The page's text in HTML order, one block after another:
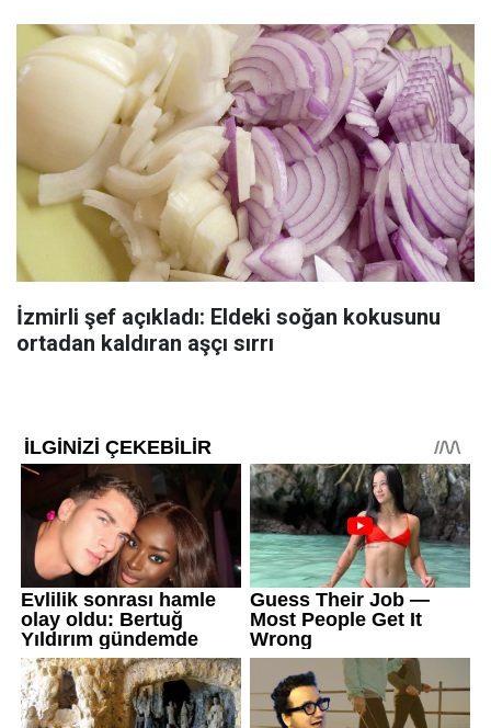
İzmirli şef açıkladı: Eldeki soğan kokusunu
ortadan kaldıran aşçı sırrı